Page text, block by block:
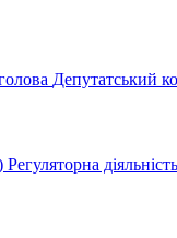
Депутатський
Регуляторна діяльність